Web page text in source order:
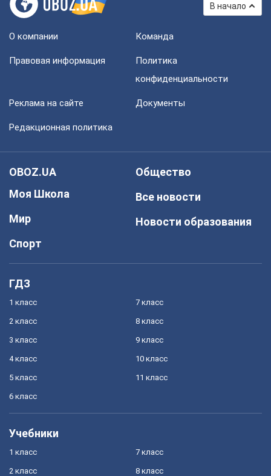
В начало
О компании Команда
Правовая информация
Политика
конфиденциальности
Реклама на сайте Документы
Редакционная политика
OBOZ.UA
Моя Школа
Мир
Спорт
Общество
Все новости
Новости образования
ГДЗ
1 класс
2 класс
3 класс
4 класс
5 класс
6 класс
7 класс
8 класс
9 класс
10 класс
11 класс
Учебники
1 класс
2 класс
7 класс
8 класс